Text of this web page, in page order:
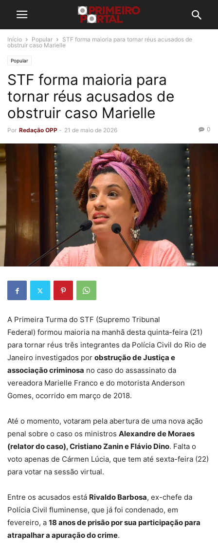
Início Popular
STF forma maioria para tornar réus acusados de
obstruir caso Marielle
Popular
STF forma maioria para
tornar réus acusados de
obstruir caso Marielle
Por Redação OPP - 21 de maio de 2026 0
A Primeira Turma do STF (Supremo Tribunal
Federal) formou maioria na manhã desta quinta-feira (21)
para tornar réus três integrantes da Polícia Civil do Rio de
Janeiro investigados por obstrução de Justiça e
associação criminosa no caso do assassinato da
vereadora Marielle Franco e do motorista Anderson
Gomes, ocorrido em março de 2018.
Até o momento, votaram pela abertura de uma nova ação
penal sobre o caso os ministros Alexandre de Moraes
(relator do caso), Cristiano Zanin e Flávio Dino. Falta o
voto apenas de Cármen Lúcia, que tem até sexta-feira (22)
para votar na sessão virtual.
Entre os acusados está Rivaldo Barbosa, ex-chefe da
Polícia Civil fluminense, que já foi condenado, em
fevereiro, a 18 anos de prisão por sua participação para
atrapalhar a apuração do crime.